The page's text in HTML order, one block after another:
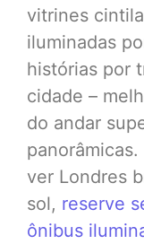
vitrines
iluminadas
histórias por
cidade –
do andar
ver Londres
sol, reserve
ônibus